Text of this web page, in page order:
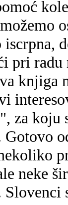
iscrpna,
pri radu
knjiga
za koju
Gotovo
neke